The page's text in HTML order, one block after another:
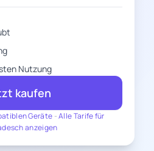
Geräte -Alle Tarife für
anzeigen
Nutzung
kaufen